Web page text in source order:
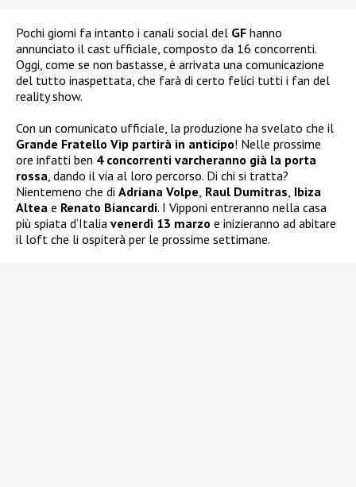
Pochi giorni fa intanto i canali social del GF hanno
annunciato il cast ufficiale, composto da 16 concorrenti.
Oggi, come se non bastasse, è arrivata una comunicazione
del tutto inaspettata, che farà di certo felici tutti i fan del
reality show.
Con un comunicato ufficiale, la produzione ha svelato che il
Grande Fratello Vip partirà in anticipo! Nelle prossime
ore infatti ben 4 concorrenti varcheranno già la porta
rossa , dando il via al loro percorso. Di chi si tratta?
Nientemeno che di Adriana Volpe Raul Dumitras Ibiza
Altea e Renato Biancardi. I Vipponi entreranno nella casa
più spiata d’Italia venerdì 13 marzo e inizieranno ad abitare
il loft che li ospiterà per le prossime settimane.